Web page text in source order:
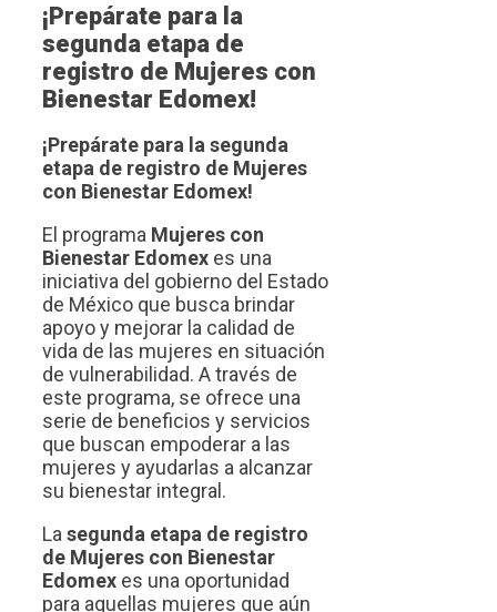
¡Prepárate para la
segunda etapa de
registro de Mujeres con
Bienestar Edomex!
¡Prepárate para la segunda
etapa de registro de Mujeres
con Bienestar Edomex!
El programa Mujeres con
Bienestar Edomex es una
iniciativa del gobierno del Estado
de México que busca brindar
apoyo y mejorar la calidad de
vida de las mujeres en situación
de vulnerabilidad. A través de
este programa, se ofrece una
serie de beneficios y servicios
que buscan empoderar a las
mujeres y ayudarlas a alcanzar
su bienestar integral.
La segunda etapa de registro
de Mujeres con Bienestar
Edomex es una oportunidad
para aquellas mujeres que aún